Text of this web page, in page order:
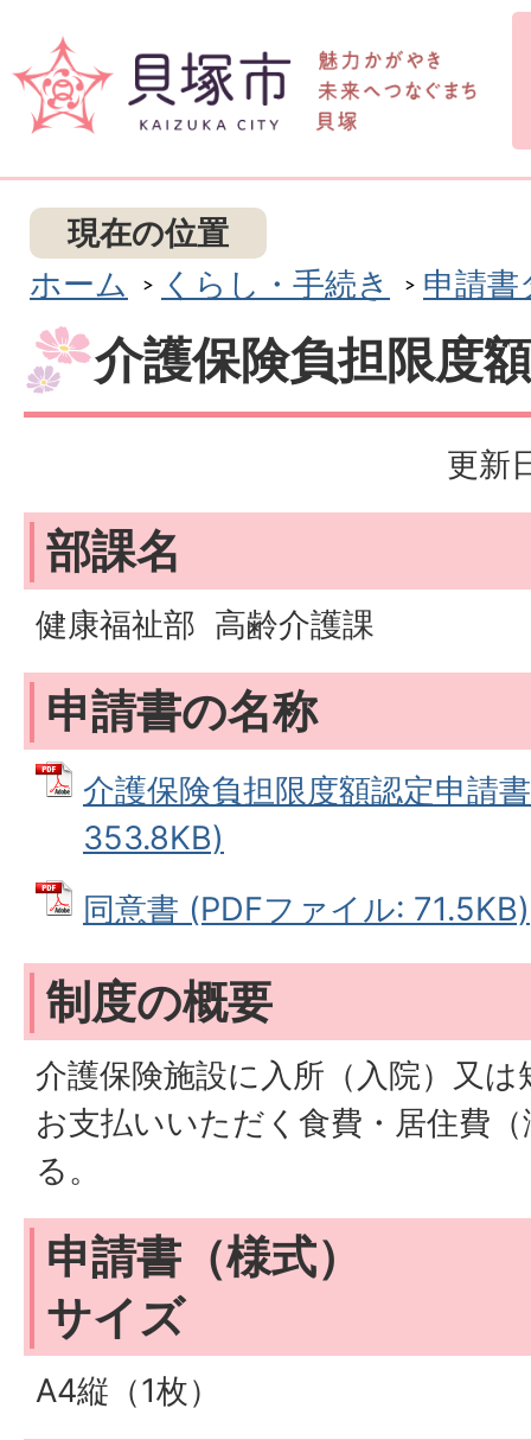
現在の位置
ホーム
くらし・手続き 申請書
介護保険負担限度
更新
部課名
健康福祉部 高齢介護課
申請書の名称
介護保険負担限度額認定申請
353.8KB)
同意書 (PDFファイル: 71.5KB)
制度の概要
介護保険施設に入所（入院）又
お支払いいただく食費・居住費
る。
申請書（様式）
サイズ
A4縦（1枚）